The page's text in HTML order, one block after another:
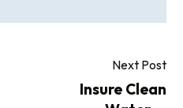
Next Post
Insure Clean